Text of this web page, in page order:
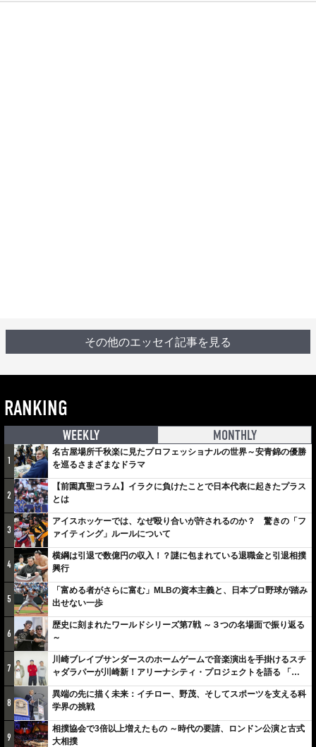
その他のエッセイ記事を見る
RANKING
WEEKLY MONTHLY
1
名古屋場所千秋楽に見たプロフェッショナルの世界～安青錦の優勝
を巡るさまざまなドラマ
2
【前園真聖コラム】イラクに負けたことで日本代表に起きたプラス
とは
3
アイスホッケーでは、なぜ殴り合いが許されるのか？ 驚きの「フ
ァイティング」ルールについて
4
横綱は引退で数億円の収入！？謎に包まれている退職金と引退相撲
興行
5
「富める者がさらに富む」MLBの資本主義と、日本プロ野球が踏み
出せない一歩
6
歴史に刻まれたワールドシリーズ第7戦 ～３つの名場面で振り返る
～
7
川崎ブレイブサンダースのホームゲームで音楽演出を手掛けるスチ
ャダラパーが川崎新！アリーナシティ・プロジェクトを語る 「楽
しみでしかないでしょ。川崎は、ずっと成長曲線だから」
8
異端の先に描く未来：イチロー、野茂、そしてスポーツを支える科
学界の挑戦
9
相撲協会で3倍以上増えたもの ～時代の要請、ロンドン公演と古式
大相撲